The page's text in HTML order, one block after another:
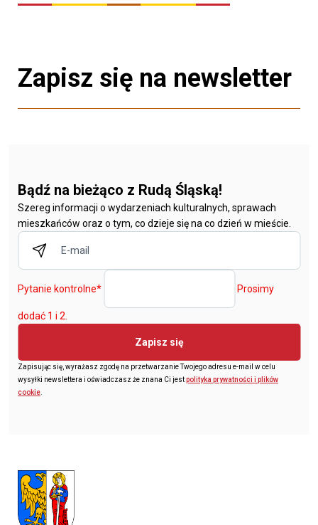
Zapisz się na newsletter
Bądź na bieżąco z Rudą Śląską!
Szereg informacji o wydarzeniach kulturalnych, sprawach
mieszkańców oraz o tym, co dzieje się na co dzień w mieście.
Pytanie kontrolne* Prosimy
dodać 1 i 2.
Zapisz się
Zapisując się, wyrażasz zgodę na przetwarzanie Twojego adresu e-mail w celu
wysyłki newslettera i oświadczasz że znana Ci jestpolityka prywatności i plików
cookie.